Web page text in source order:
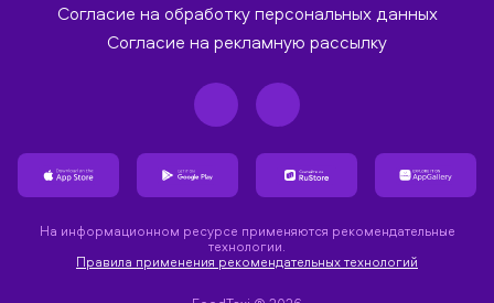
Согласие на обработку персональных данных
Согласие на рекламную рассылку
На информационном ресурсе применяются рекомендательные
технологии.
Правила применения рекомендательных технологий